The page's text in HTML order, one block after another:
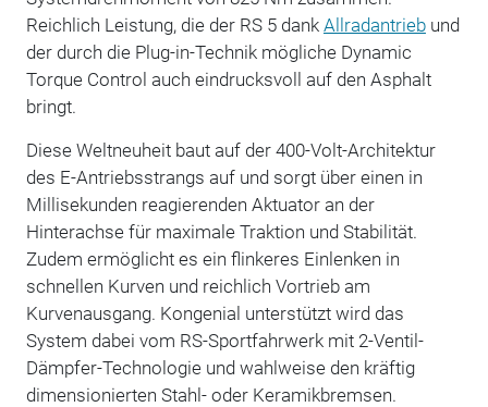
Reichlich Leistung, die der RS 5 dank Allradantriebund
der durch die Plug-in-Technik mögliche Dynamic
Torque Control auch eindrucksvoll auf den Asphalt
bringt.
Diese Weltneuheit baut auf der 400-Volt-Architektur
des E-Antriebsstrangs auf und sorgt über einen in
Millisekunden reagierenden Aktuator an der
Hinterachse für maximale Traktion und Stabilität.
Zudem ermöglicht es ein flinkeres Einlenken in
schnellen Kurven und reichlich Vortrieb am
Kurvenausgang. Kongenial unterstützt wird das
System dabei vom RS-Sportfahrwerk mit 2-Ventil-
Dämpfer-Technologie und wahlweise den kräftig
dimensionierten Stahl- oder Keramikbremsen.